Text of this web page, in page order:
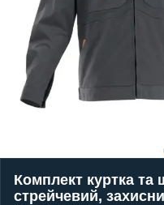
Комплект куртка та
стрейчевий,